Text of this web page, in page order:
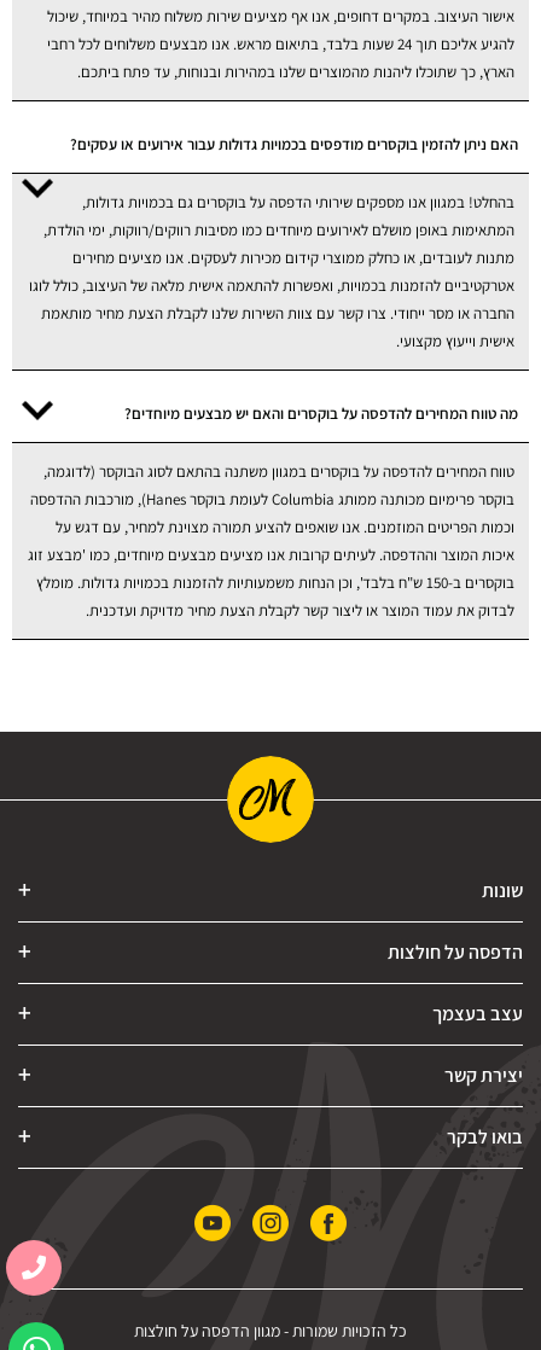
אישור העיצוב. במקרים דחופים, אנו אף מציעים שירות משלוח מהיר במיוחד, שיכול
להגיע אליכם תוך 24 שעות בלבד, בתיאום מראש. אנו מבצעים משלוחים לכל רחבי
הארץ, כך שתוכלו ליהנות מהמוצרים שלנו במהירות ובנוחות, עד פתח ביתכם.
האם ניתן להזמין בוקסרים מודפסים בכמויות גדולות עבור אירועים או עסקים?
בהחלט! במגוון אנו מספקים שירותי הדפסה על בוקסרים גם בכמויות גדולות,
המתאימות באופן מושלם לאירועים מיוחדים כמו מסיבות רווקים/רווקות, ימי הולדת,
מתנות לעובדים, או כחלק ממוצרי קידום מכירות לעסקים. אנו מציעים מחירים
אטרקטיביים להזמנות בכמויות, ואפשרות להתאמה אישית מלאה של העיצוב, כולל לוגו
החברה או מסר ייחודי. צרו קשר עם צוות השירות שלנו לקבלת הצעת מחיר מותאמת
אישית וייעוץ מקצועי.
מה טווח המחירים להדפסה על בוקסרים והאם יש מבצעים מיוחדים?
טווח המחירים להדפסה על בוקסרים במגוון משתנה בהתאם לסוג הבוקסר (לדוגמה,
בוקסר פרימיום מכותנה ממותג Columbia לעומת בוקסר Hanes), מורכבות ההדפסה
וכמות הפריטים המוזמנים. אנו שואפים להציע תמורה מצוינת למחיר, עם דגש על
איכות המוצר וההדפסה. לעיתים קרובות אנו מציעים מבצעים מיוחדים, כמו 'מבצע זוג
בוקסרים ב-150 ש"ח בלבד', וכן הנחות משמעותיות להזמנות בכמויות גדולות. מומלץ
לבדוק את עמוד המוצר או ליצור קשר לקבלת הצעת מחיר מדויקת ועדכנית.
שונות
הדפסה על חולצות
עצב בעצמך
יצירת קשר
בואו לבקר
כל הזכויות שמורות -מגוון הדפסה על חולצות